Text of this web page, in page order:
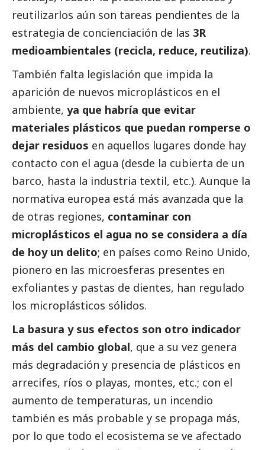
reutilizarlos aún son tareas pendientes de la
estrategia de concienciación de las 3R
medioambientales (recicla, reduce, reutiliza).
También falta legislación que impida la
aparición de nuevos microplásticos en el
ambiente, ya que habría que evitar
materiales plásticos que puedan romperse o
dejar residuos en aquellos lugares donde hay
contacto con el agua (desde la cubierta de un
barco, hasta la industria textil, etc.). Aunque la
normativa europea está más avanzada que la
de otras regiones, contaminar con
microplásticos el agua no se considera a día
de hoy un delito; en países como Reino Unido,
pionero en las microesferas presentes en
exfoliantes y pastas de dientes, han regulado
los microplásticos sólidos.
La basura y sus efectos son otro indicador
más del cambio global, que a su vez genera
más degradación y presencia de plásticos en
arrecifes, ríos o playas, montes, etc.; con el
aumento de temperaturas, un incendio
también es más probable y se propaga más,
por lo que todo el ecosistema se ve afectado